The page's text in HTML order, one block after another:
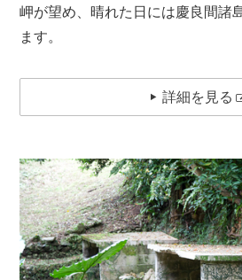
岬が望め、晴れた日には慶良間諸
ます。
詳細を見る